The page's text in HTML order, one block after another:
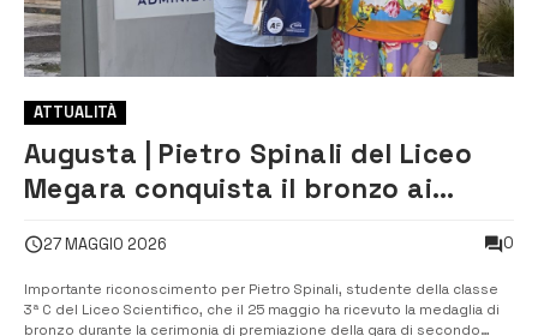
ATTUALITÀ
Augusta | Pietro Spinali del Liceo
Megara conquista il bronzo ai
27 MAGGIO 2026 0
Importante riconoscimento per Pietro Spinali, studente della classe
3ª C del Liceo Scientifico, che il 25 maggio ha ricevuto la medaglia di
bronzo durante la cerimonia di premiazione della gara di secondo